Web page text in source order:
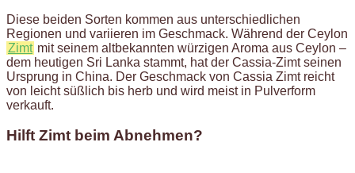
Diese beiden Sorten kommen aus unterschiedlichen
Regionen und variieren im Geschmack. Während der Ceylon
Zimt mit seinem altbekannten würzigen Aroma aus Ceylon –
dem heutigen Sri Lanka stammt, hat der Cassia-Zimt seinen
Ursprung in China. Der Geschmack von Cassia Zimt reicht
von leicht süßlich bis herb und wird meist in Pulverform
verkauft.
Hilft Zimt beim Abnehmen?